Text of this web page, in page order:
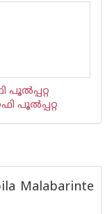
പൂല്‍പ്പറ്റ
പൂല്‍പ്പറ്റ
Malabarinte